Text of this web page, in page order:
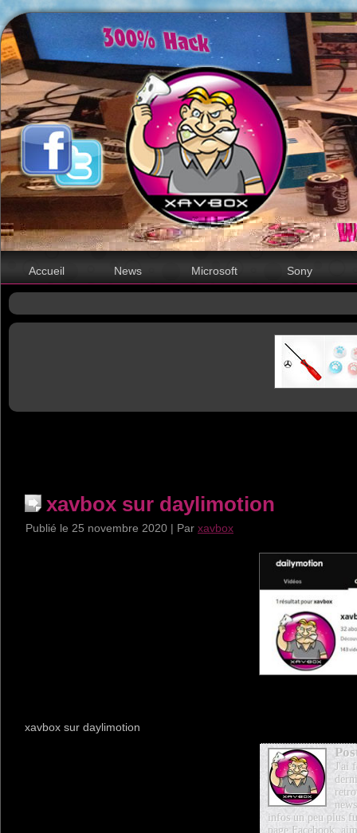
Accueil News Microsoft Sony
xavbox sur daylimotion
Publié le 25 novembre 2020 | Par xavbox
xavbox sur daylimotion
J'ai
infos un peu plus
page Facebook,